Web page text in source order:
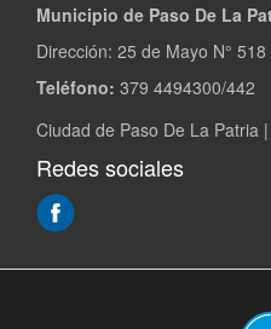
Municipio de Paso De La
Dirección: 25 de Mayo N° 518
Teléfono: 379 4494300/442
Ciudad de Paso De La Patria |
Redes sociales